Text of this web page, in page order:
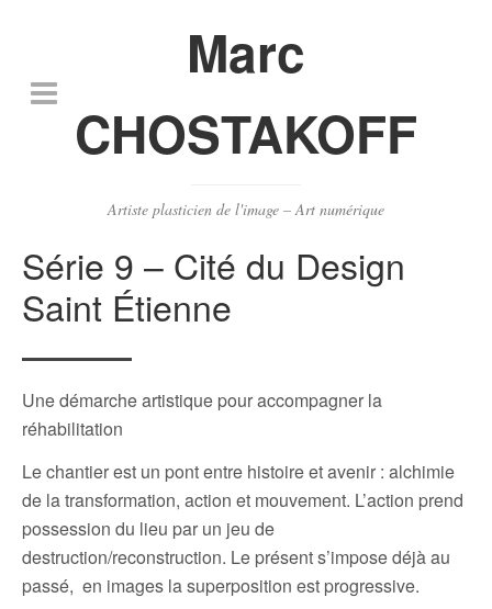
Marc
CHOSTAKOFF
Artiste plasticien de l'image – Art numérique
Série 9 – Cité du Design
Saint Étienne
Une démarche artistique pour accompagner la
réhabilitation
Le chantier est un pont entre histoire et avenir : alchimie
de la transformation, action et mouvement. L’action prend
possession du lieu par un jeu de
destruction/reconstruction. Le présent s’impose déjà au
passé, en images la superposition est progressive.